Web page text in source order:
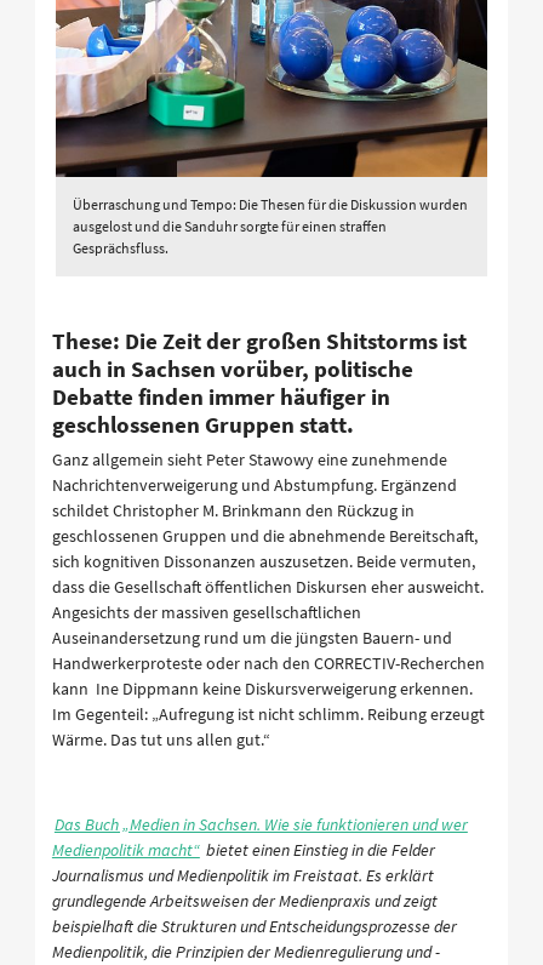
Überraschung und Tempo: Die Thesen für die Diskussion wurden
ausgelost und die Sanduhr sorgte für einen straffen
Gesprächsfluss.
These: Die Zeit der großen Shitstorms ist
auch in Sachsen vorüber, politische
Debatte finden immer häufiger in
geschlossenen Gruppen statt.
Ganz allgemein sieht Peter Stawowy eine zunehmende
Nachrichtenverweigerung und Abstumpfung. Ergänzend
schildet Christopher M. Brinkmann den Rückzug in
geschlossenen Gruppen und die abnehmende Bereitschaft,
sich kognitiven Dissonanzen auszusetzen. Beide vermuten,
dass die Gesellschaft öffentlichen Diskursen eher ausweicht.
Angesichts der massiven gesellschaftlichen
Auseinandersetzung rund um die jüngsten Bauern- und
Handwerkerproteste oder nach den CORRECTIV-Recherchen
kann Ine Dippmann keine Diskursverweigerung erkennen.
Im Gegenteil: „Aufregung ist nicht schlimm. Reibung erzeugt
Wärme. Das tut uns allen gut.“
Das Buch „Medien in Sachsen. Wie sie funktionieren und wer
Medienpolitik macht“ bietet einen Einstieg in die Felder
Journalismus und Medienpolitik im Freistaat. Es erklärt
grundlegende Arbeitsweisen der Medienpraxis und zeigt
beispielhaft die Strukturen und Entscheidungsprozesse der
Medienpolitik, die Prinzipien der Medienregulierung und -